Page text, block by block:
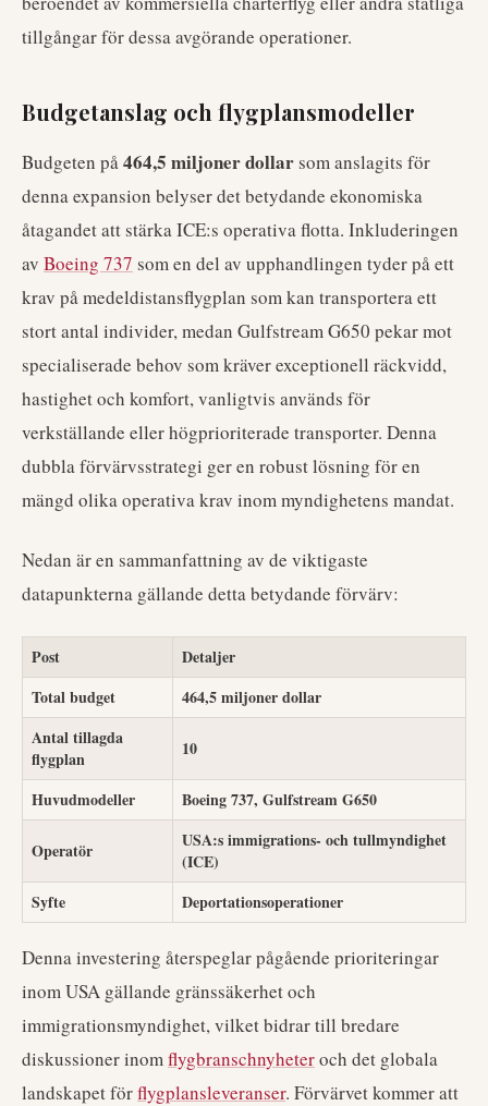
tillgångar för dessa avgörande operationer.
Budgetanslag och flygplansmodeller
Budgeten på464,5 miljoner dollarsom anslagits för
denna expansion belyser det betydande ekonomiska
åtagandet att stärka ICE:s operativa flotta. Inkluderingen
av Boeing 737 som en del av upphandlingen tyder på ett
krav på medeldistansflygplan som kan transportera ett
stort antal individer, medan Gulfstream G650 pekar mot
specialiserade behov som kräver exceptionell räckvidd,
hastighet och komfort, vanligtvis används för
verkställande eller högprioriterade transporter. Denna
dubbla förvärvsstrategi ger en robust lösning för en
mängd olika operativa krav inom myndighetens mandat.
Nedan är en sammanfattning av de viktigaste
datapunkterna gällande detta betydande förvärv:
Post
Detaljer
Total budget
464,5 miljoner dollar
Antal tillagda
flygplan
10
Huvudmodeller Boeing 737, Gulfstream G650
Operatör
USA:s immigrations- och tullmyndighet
(ICE)
Syfte
Deportationsoperationer
Denna investering återspeglar pågående prioriteringar
inom USA gällande gränssäkerhet och
immigrationsmyndighet, vilket bidrar till bredare
diskussioner inomflygbranschnyheteroch det globala
landskapet förflygplansleveranser. Förvärvet kommer att